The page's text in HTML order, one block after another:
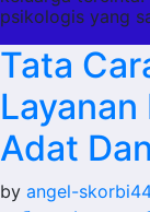
psikologis yang
Tata
Layanan
Adat
by angel-